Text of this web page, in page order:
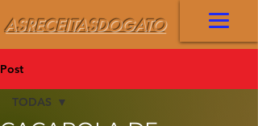
ASRECEITASDOGATO
Post
TODAS